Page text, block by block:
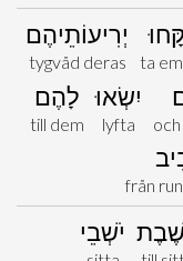
ta
יְרִיעוֹתֵיהֶם
tygvåd deras
יִשְׂאוּ
lyfta
לָהֶם
till dem
från
יֹשְׁבֵי